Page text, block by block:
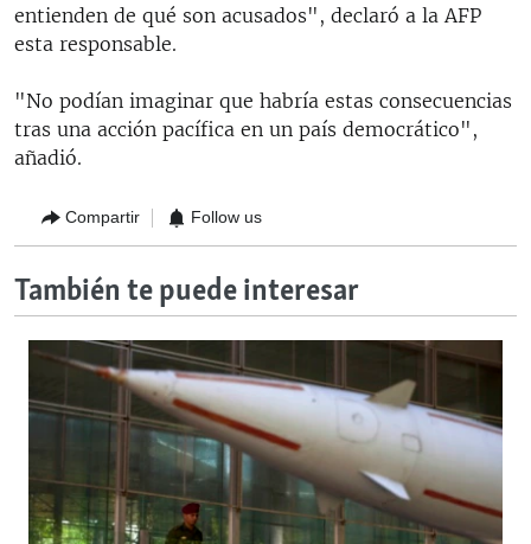
entienden de qué son acusados", declaró a la AFP
esta responsable.
"No podían imaginar que habría estas consecuencias
tras una acción pacífica en un país democrático",
añadió.
Compartir Follow us
También te puede interesar